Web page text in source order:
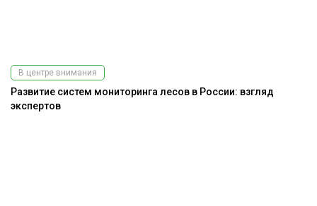
В центре внимания
Развитие систем мониторинга лесов в России: взгляд
экспертов